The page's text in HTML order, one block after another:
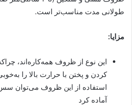
طولانی‌ مدت مناسب‌تر است.
مزایا:
این نوع از ظروف همه‌کاره‌اند،
کردن و پختن با حرارت بالا را
استفاده از این ظروف می‌توان
آماده کرد